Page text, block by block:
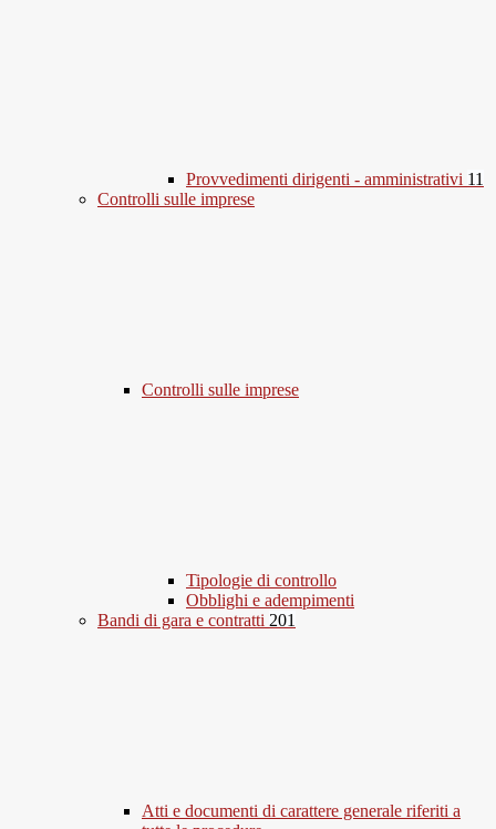
Provvedimenti dirigenti - amministrativi 11
Controlli sulle imprese
Controlli sulle imprese
Tipologie di controllo
Obblighi e adempimenti
Bandi di gara e contratti 201
Atti e documenti di carattere generale riferiti a